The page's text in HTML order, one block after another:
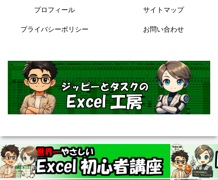
プロフィール サイトマップ
プライバシーポリシー お問い合わせ